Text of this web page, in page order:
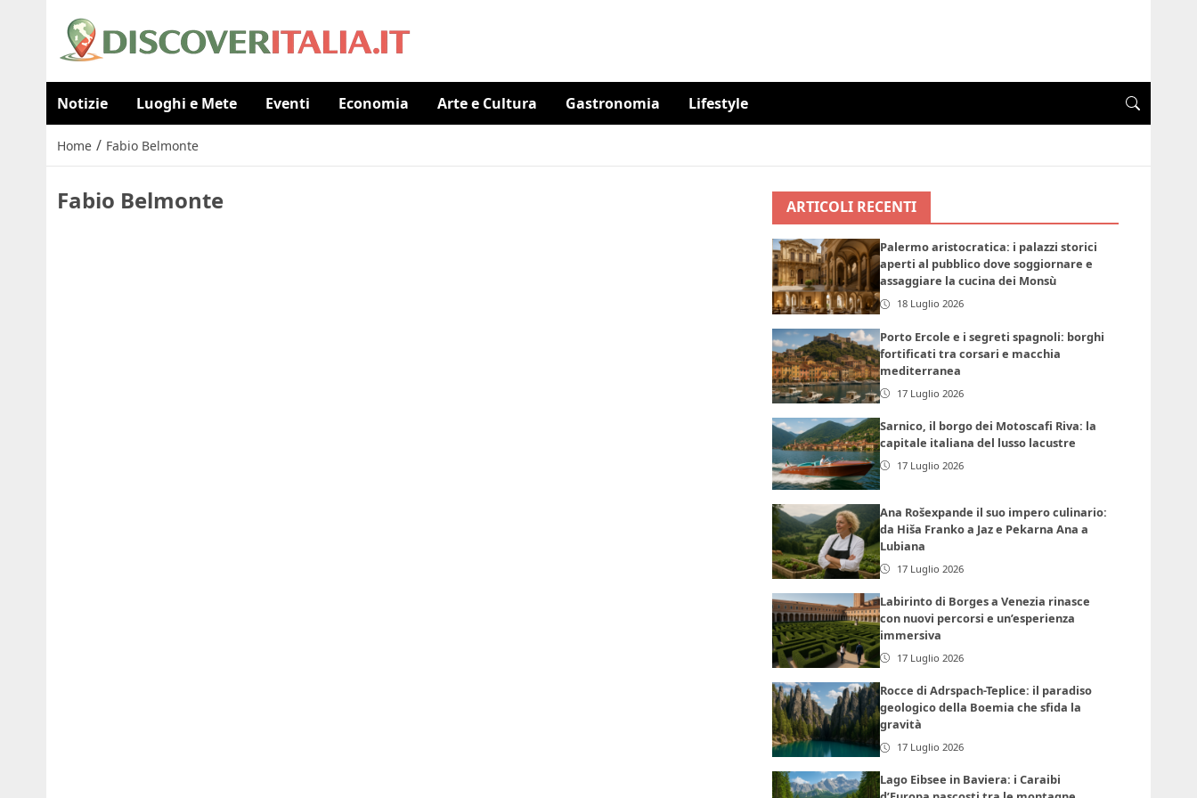
Notizie Luoghi e Mete Eventi Economia Arte e Cultura Gastronomia Lifestyle
Home / Fabio Belmonte
Fabio Belmonte ARTICOLI RECENTI
Palermo aristocratica: i palazzi storici
aperti al pubblico dove soggiornare e
assaggiare la cucina dei Monsù
18 Luglio 2026
Porto Ercole e i segreti spagnoli: borghi
fortificati tra corsari e macchia
mediterranea
17 Luglio 2026
Sarnico, il borgo dei Motoscafi Riva: la
capitale italiana del lusso lacustre
17 Luglio 2026
Ana Rošexpande il suo impero culinario:
da Hiša Franko a Jaz e Pekarna Ana a
Lubiana
17 Luglio 2026
Labirinto di Borges a Venezia rinasce
con nuovi percorsi e un’esperienza
immersiva
17 Luglio 2026
Rocce di Adrspach-Teplice: il paradiso
geologico della Boemia che sfida la
gravità
17 Luglio 2026
Lago Eibsee in Baviera: i Caraibi